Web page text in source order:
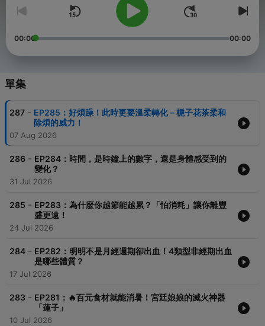
#蕭家駒中醫師 #蕭家駒 #蕭御醫
Firstory Hosting
00:00 00:00
單集
287 - EP285：好煩躁！此時更要溫柔轉化－梔子花茶柔和
除煩的威力！
07 Aug 2026
286 - EP284：時間，是時鐘上的數字，還是身體感受到的
變化？
31 Jul 2026
285 - EP283：為什麼你越節能越累？「怕消耗」讓你離豐
盛更遠！
24 Jul 2026
284 - EP282：明明不是月經週期卻出血！4類型非經期出血
是哪些體質？
17 Jul 2026
283 - EP281：🔥百元食材就能消暑！宮廷娘娘的滅火神器
「蓮子」
10 Jul 2026